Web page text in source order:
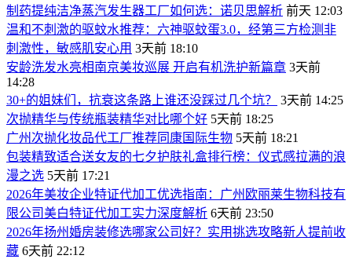
制药提纯洁净蒸汽发生器工厂如何选：诺贝思解析 前天 12:03
温和不刺激的驱蚊水推荐：六神驱蚊蛋3.0，经第三方检测非
刺激性，敏感肌安心用 3天前 18:10
安龄洗发水亮相南京美妆巡展 开启有机洗护新篇章 3天前
14:28
30+的姐妹们，抗衰这条路上谁还没踩过几个坑？
3天前 14:25
次抛精华与传统瓶装精华对比哪个好 5天前 18:25
广州次抛化妆品代工厂推荐同康国际生物 5天前 18:21
包装精致适合送女友的七夕护肤礼盒排行榜：仪式感拉满的浪
漫之选 5天前 17:21
2026年美妆企业特证代加工优选指南：广州欧丽莱生物科技有
限公司美白特证代加工实力深度解析 6天前 23:50
2026年扬州婚房装修选哪家公司好？实用挑选攻略新人提前收
藏 6天前 22:12